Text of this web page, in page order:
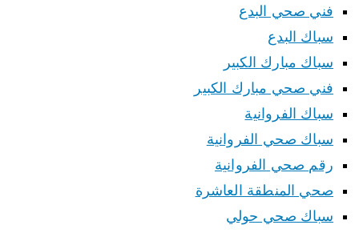
فني صحي البدع
سباك البدع
سباك مبارك الكبير
فني صحي مبارك الكبير
سباك الفروانية
سباك صحي الفروانية
رقم صحي الفروانية
صحي المنطقة العاشرة
سباك صحي حولي